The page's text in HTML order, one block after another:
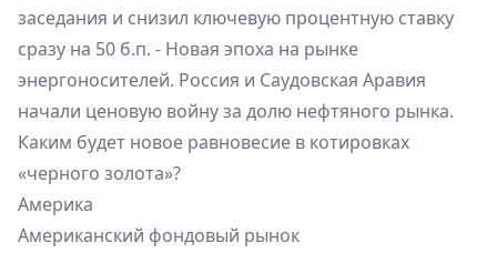
заседания и снизил ключевую процентную ставку
сразу на 50 б.п. - Новая эпоха на рынке
энергоносителей. Россия и Саудовская Аравия
начали ценовую войну за долю нефтяного рынка.
Каким будет новое равновесие в котировках
«черного золота»?
Америка
Американский фондовый рынок